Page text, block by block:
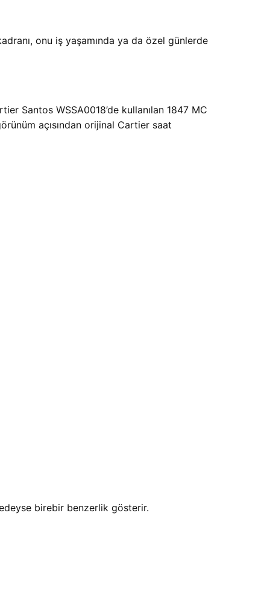
onu iş yaşamında ya da özel günlerde
Santos WSSA0018’de kullanılan 1847 MC
açısından orijinal Cartier saat
birebir benzerlik gösterir.